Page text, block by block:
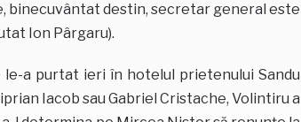
binecuvântat destin, secretar general este
Ion Pârgaru).
a purtat ieri în hotelul prietenului Sandu
Iacob sau Gabriel Cristache, Volintiru a